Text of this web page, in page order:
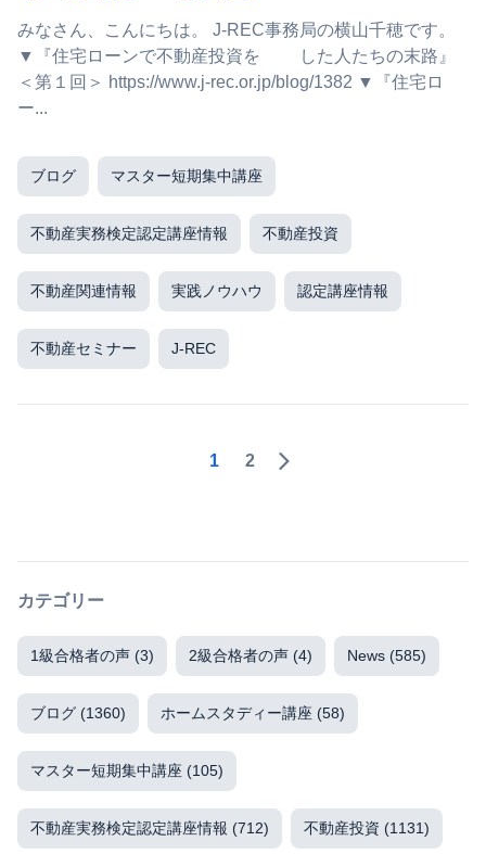
みなさん、こんにちは。 J-REC事務局の横山千穂です。
▼『住宅ローンで不動産投資を した人たちの末路』
＜第１回＞ https://www.j-rec.or.jp/blog/1382 ▼『住宅ロ
ー...
ブログ マスター短期集中講座
不動産実務検定認定講座情報 不動産投資
不動産関連情報 実践ノウハウ 認定講座情報
不動産セミナー J-REC
1 2
カテゴリー
1級合格者の声 (3) 2級合格者の声 (4) News (585)
ブログ (1360) ホームスタディー講座 (58)
マスター短期集中講座 (105)
不動産実務検定認定講座情報 (712) 不動産投資 (1131)